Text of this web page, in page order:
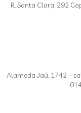
R. Santa Clara, 292
Alameda Jaú, 1742 –